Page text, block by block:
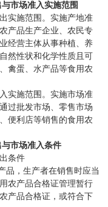
市场准入实施范围
施范围。实施产地准
产品生产企业、农民专
经营主体从事种植、养
然性状和化学性质且可
禽蛋、水产品等食用农
施范围。实施市场准
过批发市场、零售市场
便利店等销售的食用农
市场准入条件
条件
，生产者在销售时应当
农产品合格证管理暂行
产品合格证，或符合下